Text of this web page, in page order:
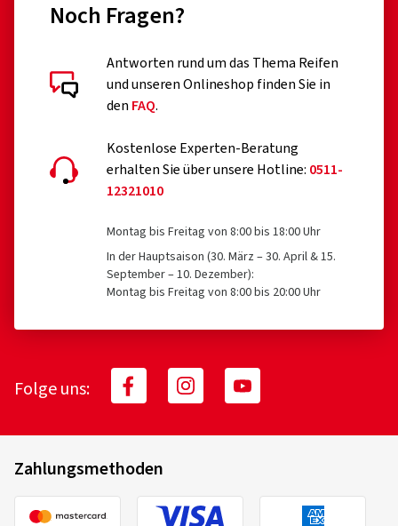
Noch Fragen?
Antworten rund um das Thema Reifen
und unseren Onlineshop finden Sie in
den FAQ.
Kostenlose Experten-Beratung
erhalten Sie über unsere Hotline: 0511-
12321010
Montag bis Freitag von 8:00 bis 18:00 Uhr
In der Hauptsaison (30. März – 30. April & 15.
September – 10. Dezember):
Montag bis Freitag von 8:00 bis 20:00 Uhr
Folge uns:
Zahlungsmethoden